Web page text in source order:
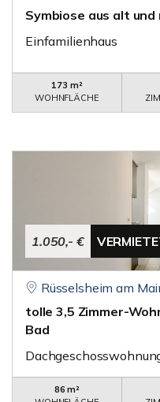
Symbiose aus alt und
Einfamilienhaus
173 m²
WOHNFLÄCHE
1.050,- €
Rüsselsheim am
tolle 3,5 Zimmer-
Bad
86 m²